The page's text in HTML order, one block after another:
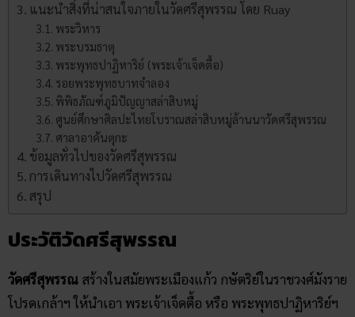
แนะนำสิ่งที่น่าสนใจภายในวัดศรีสุพรรณ โดย Ruay
พระวิหาร
พระบรมธาตุ
พระพุทธปาฏิหาริย์ (พระเจ้าเจ็ดตื้อ)
รอยพระพุทธบาทจำลอง
พิพิธภัณฑ์ภูมิปัญญาสล่าสิบหมู่
ศูนย์ศึกษาศิลปะไทยโบราณสล่าสิบหมู่ล้านนาวัดศรีสุพรรณ
ศาลาอาคันตุกะ
ข้อมูลทั่วไปของวัดศรีสุพรรณ
การเดินทางไปวัดศรีสุพรรณ
สรุป
ประวัติวัดศรีสุพรรณ
วัดศรีสุพรรณ สร้างในสมัยพระเมืองแก้ว กษัตริย์ในราชวงศ์มังราย
โปรดเกล้าฯ ให้นำเอา พระเจ้าเจ็ดตื้อ หรือ พระพุทธปาฏิหาริย์ฯ